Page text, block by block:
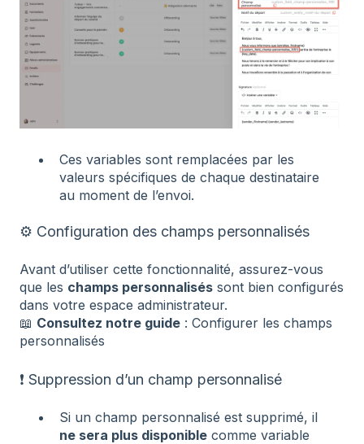
Ces variables sont remplacées par les
valeurs spécifiques de chaque destinataire
au moment de l’envoi.
⚙️ Configuration des champs personnalisés
Avant d’utiliser cette fonctionnalité, assurez-vous
que les champs personnalisés sont bien configurés
dans votre espace administrateur.
📖 Consultez notre guide : Configurer les champs
personnalisés
❗️ Suppression d’un champ personnalisé
Si un champ personnalisé est supprimé, il
ne sera plus disponible comme variable